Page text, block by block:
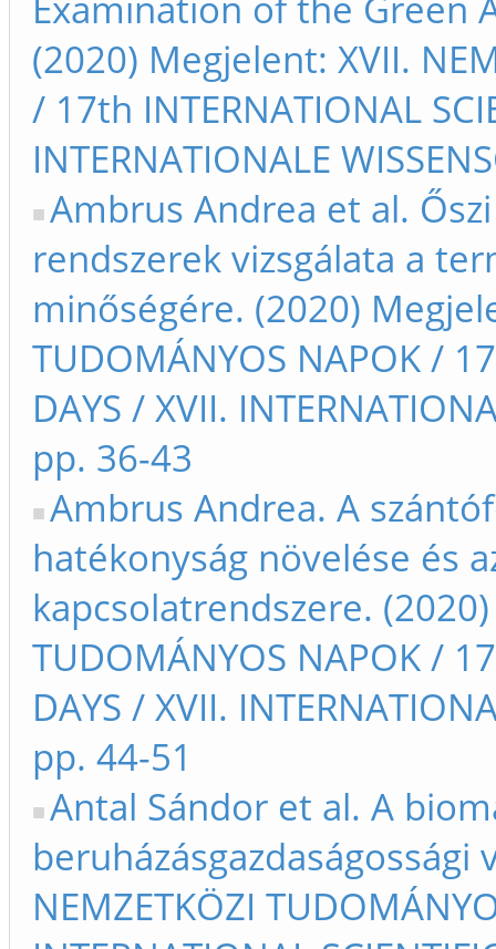
(2020) Megjelent: XVII.
/ 17th INTERNATIONAL
INTERNATIONALE
Ambrus Andrea et al.
rendszerek vizsgálata a
minőségére. (2020)
TUDOMÁNYOS NAPOK /
DAYS / XVII.
pp. 36-43
Ambrus Andrea. A
hatékonyság növelése és
kapcsolatrendszere.
TUDOMÁNYOS NAPOK /
DAYS / XVII.
pp. 44-51
Antal Sándor et al. A
beruházásgazdaságossági
NEMZETKÖZI